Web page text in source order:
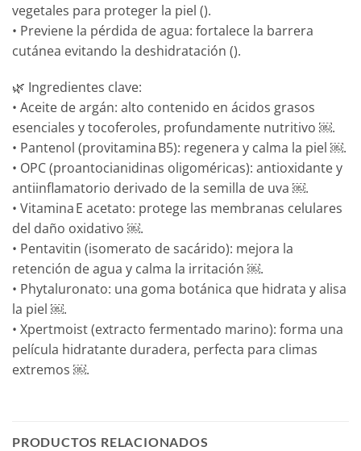
vegetales para proteger la piel ().
• Previene la pérdida de agua: fortalece la barrera
cutánea evitando la deshidratación ().
🌿 Ingredientes clave:
• Aceite de argán: alto contenido en ácidos grasos
esenciales y tocoferoles, profundamente nutritivo ￼.
• Pantenol (provitamina B5): regenera y calma la piel ￼.
• OPC (proantocianidinas oligoméricas): antioxidante y
antiinflamatorio derivado de la semilla de uva ￼.
• Vitamina E acetato: protege las membranas celulares
del daño oxidativo ￼.
• Pentavitin (isomerato de sacárido): mejora la
retención de agua y calma la irritación ￼.
• Phytaluronato: una goma botánica que hidrata y alisa
la piel ￼.
• Xpertmoist (extracto fermentado marino): forma una
película hidratante duradera, perfecta para climas
extremos ￼.
PRODUCTOS RELACIONADOS